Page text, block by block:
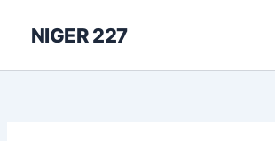
NIGER 227